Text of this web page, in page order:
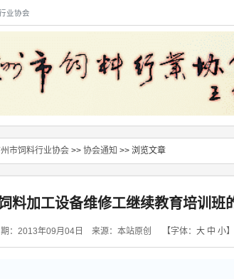
业协会
市饲料行业协会 >> 协会通知 >> 浏览文章
料加工设备维修工继续教育培训班
：2013年09月04日 来源：本站原创 【字体： 大 中 小】